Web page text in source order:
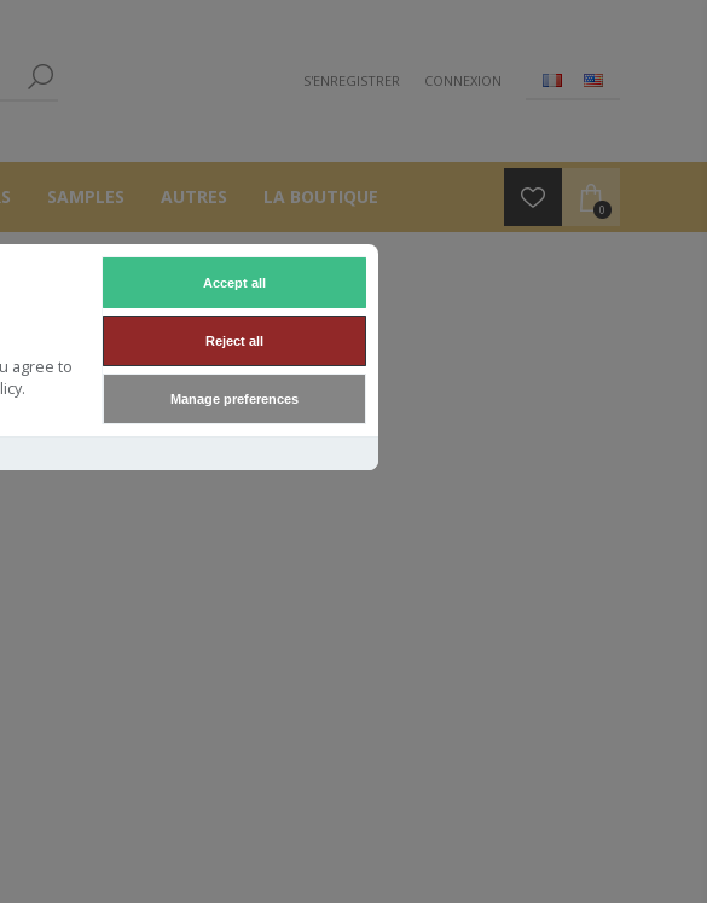
agree to
Accept all
Reject all
Manage preferences
S'ENREGISTRER CONNEXION
SAMPLES AUTRES LA BOUTIQUE
0